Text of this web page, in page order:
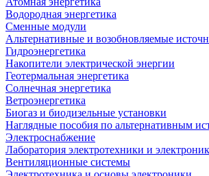
Водородная энергетика
Сменные модули
Альтернативные и возобновляемые
Гидроэнергетика
Накопители электрической энергии
Геотермальная энергетика
Солнечная энергетика
Ветроэнергетика
Биогаз и биодизельные установки
Наглядные пособия по альтернативным
Электроснабжение
Лаборатория электротехники и
Вентиляционные системы